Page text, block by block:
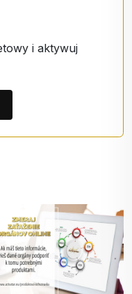
i aktywuj